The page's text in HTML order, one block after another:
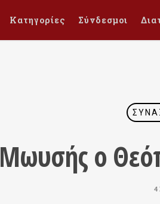
Κατηγορίες Σύνδεσμοι
Μωυσής ο
4